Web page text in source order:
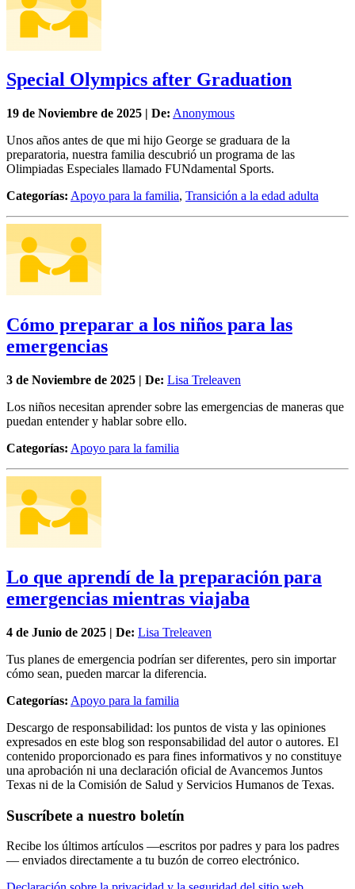
Special Olympics after Graduation
19 de Noviembre de 2025 | De: Anonymous
Unos años antes de que mi hijo George se graduara de la
preparatoria, nuestra familia descubrió un programa de las
Olimpiadas Especiales llamado FUNdamental Sports.
Categorías: Apoyo para la familia, Transición a la edad adulta
Cómo preparar a los niños para las
emergencias
3 de Noviembre de 2025 | De: Lisa Treleaven
Los niños necesitan aprender sobre las emergencias de maneras que
puedan entender y hablar sobre ello.
Categorías: Apoyo para la familia
Lo que aprendí de la preparación para
emergencias mientras viajaba
4 de Junio de 2025 | De: Lisa Treleaven
Tus planes de emergencia podrían ser diferentes, pero sin importar
cómo sean, pueden marcar la diferencia.
Categorías: Apoyo para la familia
Descargo de responsabilidad: los puntos de vista y las opiniones
expresados en este blog son responsabilidad del autor o autores. El
contenido proporcionado es para fines informativos y no constituye
una aprobación ni una declaración oficial de Avancemos Juntos
Texas ni de la Comisión de Salud y Servicios Humanos de Texas.
Suscríbete a nuestro boletín
Recibe los últimos artículos —escritos por padres y para los padres
— enviados directamente a tu buzón de correo electrónico.